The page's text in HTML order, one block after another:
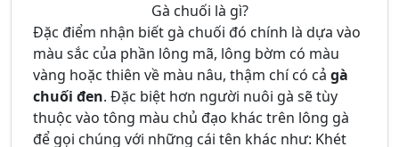
Gà chuối là gì?
Đặc điểm nhận biết gà chuối đó chính là dựa vào
màu sắc của phần lông mã, lông bờm có màu
vàng hoặc thiên về màu nâu, thậm chí có cả gà
chuối đen. Đặc biệt hơn người nuôi gà sẽ tùy
thuộc vào tông màu chủ đạo khác trên lông gà
để gọi chúng với những cái tên khác như: Khét